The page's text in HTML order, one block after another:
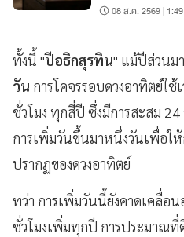
08 ส.ค. 2569 | 1:49
ทั้งนี้ "ปีอธิกสุรทิน" แม้ปีส่วนม
วัน การโคจรรอบดวงอาทิตย์ใ
ชั่วโมง ทุกสี่ปี ซึ่งมีการสะสม 24
การเพิ่มวันขึ้นมาหนึ่งวันเพื่อใ
ปรากฏของดวงอาทิตย์
ทว่า การเพิ่มวันนี้ยังคาดเคลื่อ
ชั่วโมงเพิ่มทุกปี การประมาณที่